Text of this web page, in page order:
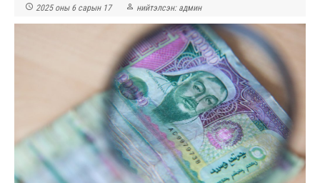
 2025 оны 6 сарын 17  нийтэлсэн: админ